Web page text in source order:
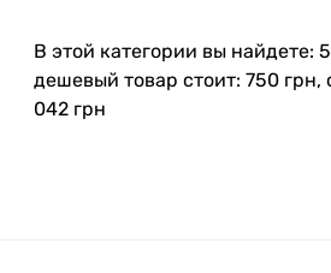
В этой категории вы найдете:
дешевый товар стоит: 750 грн,
042 грн